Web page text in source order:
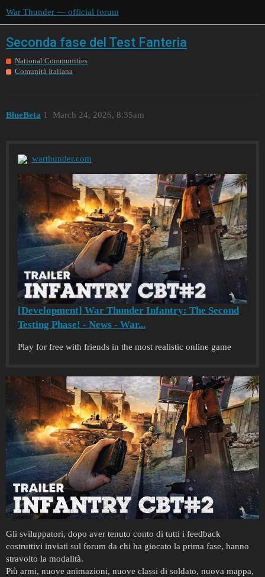
War Thunder — official forum
Seconda fase del Test Fanteria
National Communities
Comunità Italiana
BlueBeta March 24, 2026, 8:35am
1
warthunder.com
[Development] War Thunder Infantry: The Second
Testing Phase! - News - War...
Play for free with friends in the most realistic online game
Gli sviluppatori, dopo aver tenuto conto di tutti i feedback
costruttivi inviati sul forum da chi ha giocato la prima fase, hanno
stravolto la modalità.
Più armi, nuove animazioni, nuove classi di soldato, nuova mappa,